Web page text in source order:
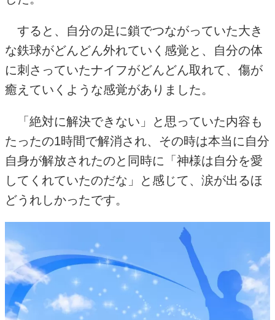
すると、自分の足に鎖でつながっていた大き
な鉄球がどんどん外れていく感覚と、自分の体
に刺さっていたナイフがどんどん取れて、傷が
癒えていくような感覚がありました。
「絶対に解決できない」と思っていた内容も
たったの1時間で解消され、その時は本当に自分
自身が解放されたのと同時に「神様は自分を愛
してくれていたのだな」と感じて、涙が出るほ
どうれしかったです。